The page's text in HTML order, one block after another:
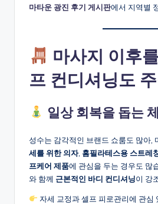
마타운 광진 후기 게시판에서 지역별
마사지 이후
프 컨디셔닝도
일상 회복을 돕는
성수는 감각적인 브랜드 쇼룸도 많아,
세를 위한 의자, 홈필라테스용 스트레
프케어 제품에 관심을 두는 경우도 많
와 함께 근본적인 바디 컨디셔닝이 강
자세 교정과 셀프 피로관리에 관심